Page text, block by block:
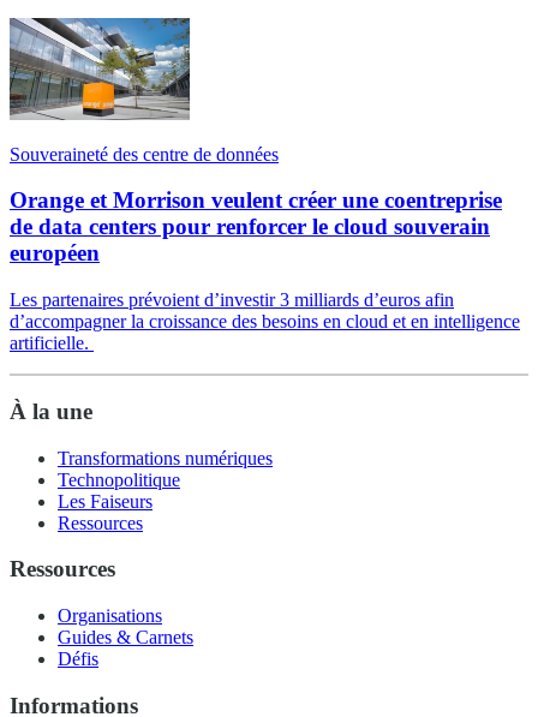
Souveraineté des centre de données
Orange et Morrison veulent créer une coentreprise
de data centers pour renforcer le cloud souverain
européen
Les partenaires prévoient d’investir 3 milliards d’euros afin
d’accompagner la croissance des besoins en cloud et en intelligence
artificielle.
À la une
Transformations numériques
Technopolitique
Les Faiseurs
Ressources
Ressources
Organisations
Guides & Carnets
Défis
Informations